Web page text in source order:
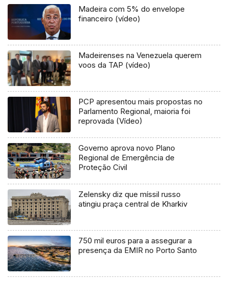
Madeira com 5% do envelope
financeiro (vídeo)
Madeirenses na Venezuela querem
voos da TAP (vídeo)
PCP apresentou mais propostas no
Parlamento Regional, maioria foi
reprovada (Vídeo)
Governo aprova novo Plano
Regional de Emergência de
Proteção Civil
Zelensky diz que míssil russo
atingiu praça central de Kharkiv
750 mil euros para a assegurar a
presença da EMIR no Porto Santo